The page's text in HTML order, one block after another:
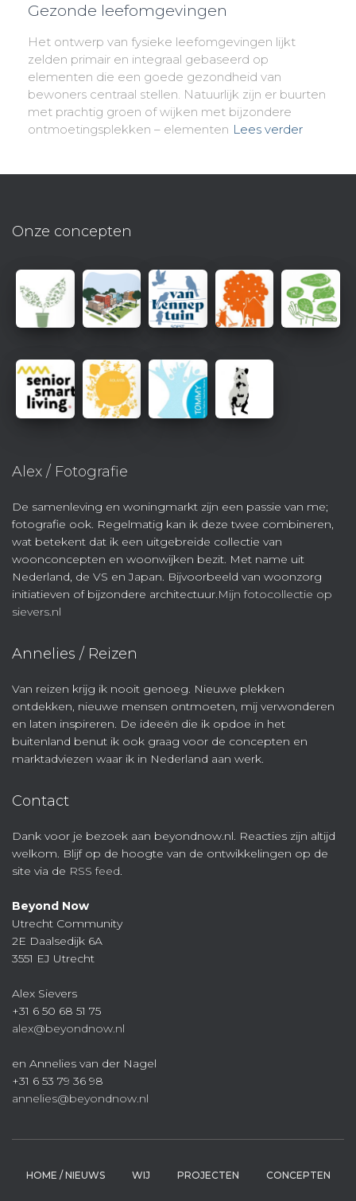
Gezonde leefomgevingen
Het ontwerp van fysieke leefomgevingen lijkt
zelden primair en integraal gebaseerd op
elementen die een goede gezondheid van
bewoners centraal stellen. Natuurlijk zijn er buurten
met prachtig groen of wijken met bijzondere
ontmoetingsplekken – elementen Lees verder
Onze concepten
Alex / Fotografie
De samenleving en woningmarkt zijn een passie van me;
fotografie ook. Regelmatig kan ik deze twee combineren,
wat betekent dat ik een uitgebreide collectie van
woonconcepten en woonwijken bezit. Met name uit
Nederland, de VS en Japan. Bijvoorbeeld van woonzorg
initiatieven of bijzondere architectuur.Mijn fotocollectie op
sievers.nl
Annelies / Reizen
Van reizen krijg ik nooit genoeg. Nieuwe plekken
ontdekken, nieuwe mensen ontmoeten, mij verwonderen
en laten inspireren. De ideeën die ik opdoe in het
buitenland benut ik ook graag voor de concepten en
marktadviezen waar ik in Nederland aan werk.
Contact
Dank voor je bezoek aan beyondnow.nl. Reacties zijn altijd
welkom. Blijf op de hoogte van de ontwikkelingen op de
site via de RSS feed.
Beyond Now
Utrecht Community
2E Daalsedijk 6A
3551 EJ Utrecht
Alex Sievers
+31 6 50 68 51 75
alex@beyondnow.nl
en Annelies van der Nagel
+31 6 53 79 36 98
annelies@beyondnow.nl
HOME / NIEUWS WIJ PROJECTEN CONCEPTEN